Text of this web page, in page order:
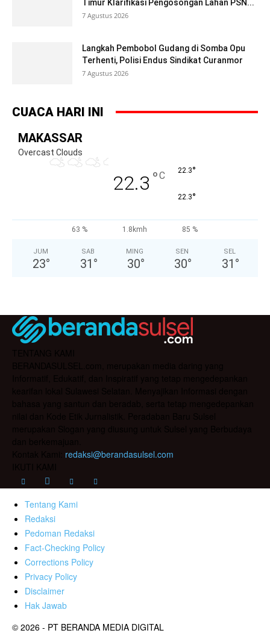
Timur Klarifikasi Pengosongan Lahan PSN...
7 Agustus 2026
Langkah Pembobol Gudang di Somba Opu
Terhenti, Polisi Endus Sindikat Curanmor
7 Agustus 2026
CUACA HARI INI
MAKASSAR
Overcast Clouds
22.3 °C 22.3°
22.3°
63 % 1.8kmh 85 %
JUM
23°
SAB
31 °
MING
30°
SEN
30°
SEL
31 °
redaksi@berandasulsel.com
Tentang Kami
Redaksi
Pedoman Redaksi
Fact-Checking Policy
Corrections Policy
Privacy Policy
Disclaimer
Hak Jawab
© 2026 - PT BERANDA MEDIA DIGITAL